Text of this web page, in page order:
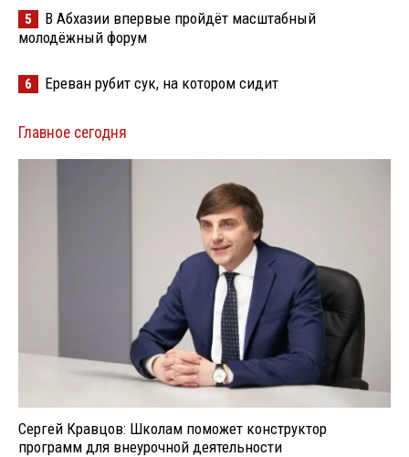
5
В Абхазии впервые пройдёт масштабный
молодёжный форум
6 Ереван рубит сук, на котором сидит
Главное сегодня
Сергей Кравцов: Школам поможет конструктор
программ для внеурочной деятельности